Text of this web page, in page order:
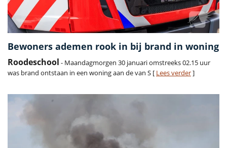
Bewoners ademen rook in bij brand in woning
Roodeschool - Maandagmorgen 30 januari omstreeks 02.15 uur
was brand ontstaan in een woning aan de van S [ Lees verder]